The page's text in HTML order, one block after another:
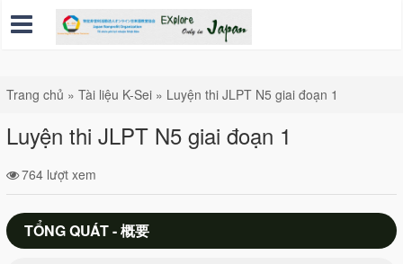
Trang chủ » Tài liệu K-Sei » Luyện thi JLPT N5 giai đoạn 1
Luyện thi JLPT N5 giai đoạn 1
764 lượt xem
TỔNG QUÁT - 概要